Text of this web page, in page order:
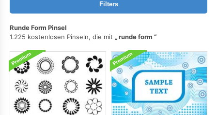
Filters
Runde Form Pinsel
1.225 kostenlosen Pinseln, die mit
runde form